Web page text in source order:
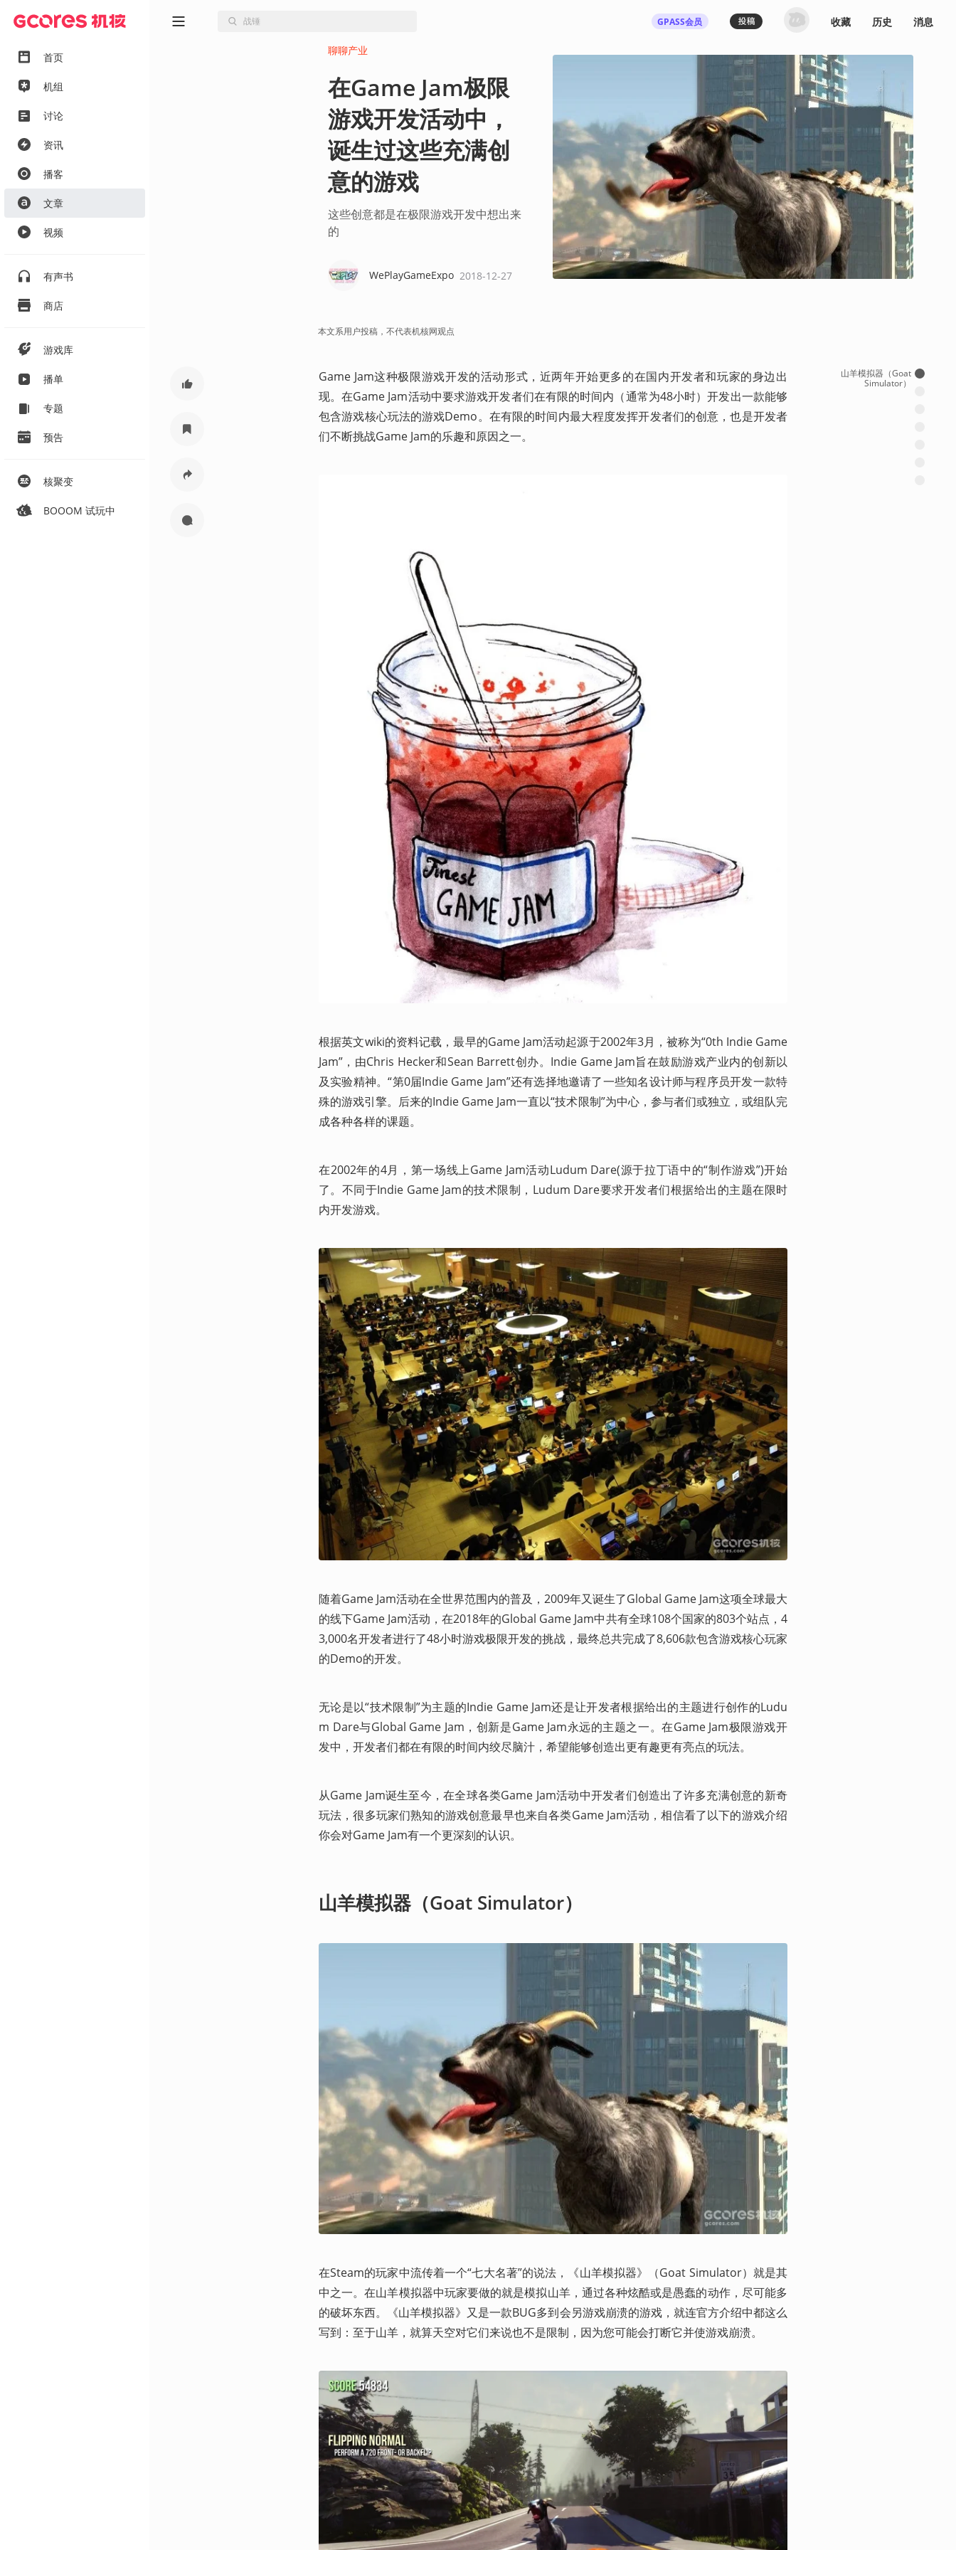
首页
机组
讨论
资讯
播客
文章
视频
有声书
商店
游戏库
播单
专题
预告
核聚变
BOOOM 试玩中
GPASS会员
下载收藏播客节目 多端历史播放同步
发布内容动态/评论 关注喜欢的创作者
登录 / 注册
收藏 历史 消息
聊聊产业
在Game Jam极限
游戏开发活动中，
诞生过这些充满创
意的游戏
这些创意都是在极限游戏开发中想出来
的
WePlayGameExpo 2018-12-27
本文系用户投稿，不代表机核网观点
Game Jam这种极限游戏开发的活动形式，近两年开始更多的在国内开发者和玩家的身边出
现。在Game Jam活动中要求游戏开发者们在有限的时间内（通常为48小时）开发出一款能够
包含游戏核心玩法的游戏Demo。在有限的时间内最大程度发挥开发者们的创意，也是开发者
们不断挑战Game Jam的乐趣和原因之一。
根据英文wiki的资料记载，最早的Game Jam活动起源于2002年3月，被称为“0th Indie Game
Jam”，由Chris Hecker和Sean Barrett创办。Indie Game Jam旨在鼓励游戏产业内的创新以
及实验精神。“第0届Indie Game Jam”还有选择地邀请了一些知名设计师与程序员开发一款特
殊的游戏引擎。后来的Indie Game Jam一直以“技术限制”为中心，参与者们或独立，或组队完
成各种各样的课题。
在2002年的4月，第一场线上Game Jam活动Ludum Dare(源于拉丁语中的“制作游戏”)开始
了。不同于Indie Game Jam的技术限制，Ludum Dare要求开发者们根据给出的主题在限时
内开发游戏。
随着Game Jam活动在全世界范围内的普及，2009年又诞生了Global Game Jam这项全球最大
的线下Game Jam活动，在2018年的Global Game Jam中共有全球108个国家的803个站点，4
3,000名开发者进行了48小时游戏极限开发的挑战，最终总共完成了8,606款包含游戏核心玩家
的Demo的开发。
无论是以“技术限制”为主题的Indie Game Jam还是让开发者根据给出的主题进行创作的Ludu
m Dare与Global Game Jam，创新是Game Jam永远的主题之一。在Game Jam极限游戏开
发中，开发者们都在有限的时间内绞尽脑汁，希望能够创造出更有趣更有亮点的玩法。
从Game Jam诞生至今，在全球各类Game Jam活动中开发者们创造出了许多充满创意的新奇
玩法，很多玩家们熟知的游戏创意最早也来自各类Game Jam活动，相信看了以下的游戏介绍
你会对Game Jam有一个更深刻的认识。
山羊模拟器（Goat Simulator）
在Steam的玩家中流传着一个“七大名著”的说法，《山羊模拟器》（Goat Simulator）就是其
中之一。在山羊模拟器中玩家要做的就是模拟山羊，通过各种炫酷或是愚蠢的动作，尽可能多
的破坏东西。《山羊模拟器》又是一款BUG多到会另游戏崩溃的游戏，就连官方介绍中都这么
写到：至于山羊，就算天空对它们来说也不是限制，因为您可能会打断它并使游戏崩溃。
山羊模拟器（Goat
Simulator）